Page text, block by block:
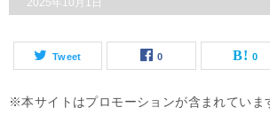
Tweet 0 0
本サイトはプロモーションが含まれていま